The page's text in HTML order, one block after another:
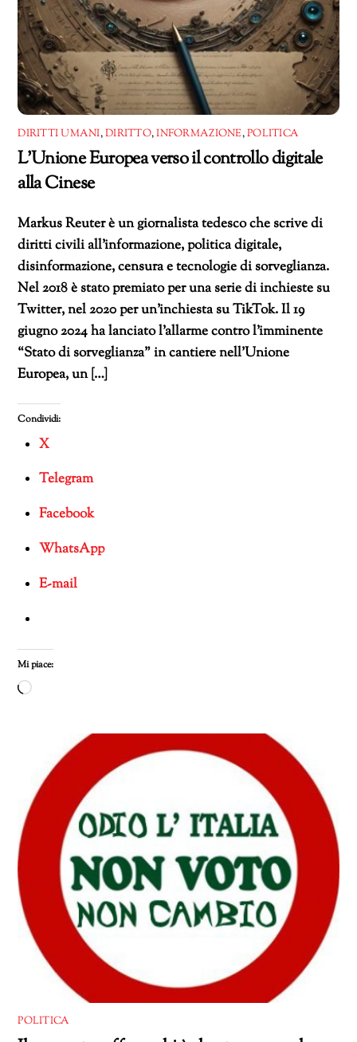
DIRITTI UMANI,DIRITTO,INFORMAZIONE,POLITICA
L’Unione Europea verso il controllo digitale
alla Cinese
Markus Reuter è un giornalista tedesco che scrive di
diritti civili all’informazione, politica digitale,
disinformazione, censura e tecnologie di sorveglianza.
Nel 2018 è stato premiato per una serie di inchieste su
Twitter, nel 2020 per un’inchiesta su TikTok. Il 19
giugno 2024 ha lanciato l’allarme contro l’imminente
“Stato di sorveglianza” in cantiere nell’Unione
Europea, un […]
Condividi:
X
Telegram
Facebook
WhatsApp
E-mail
Mi piace:
Caricamento
POLITICA